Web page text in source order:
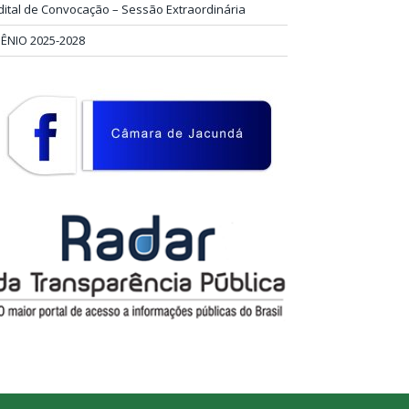
de Convocação – Sessão Extraordinária
2025-2028